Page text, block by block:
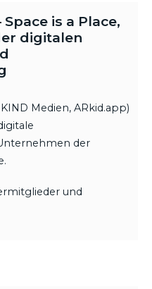
is a Place,
digitalen
Medien, ARkid.app)
der
und